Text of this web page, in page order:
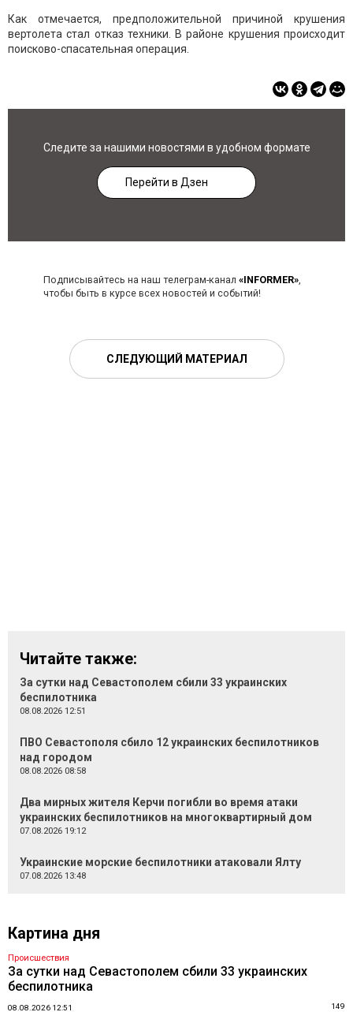
Как отмечается, предположительной причиной крушения
вертолета стал отказ техники. В районе крушения происходит
поисково-спасательная операция.
Следите за нашими новостями в удобном формате
Перейти в Дзен
Подписывайтесь на наш телеграм-канал «INFORMER»,
чтобы быть в курсе всех новостей и событий!
СЛЕДУЮЩИЙ МАТЕРИАЛ
Читайте также:
За сутки над Севастополем сбили 33 украинских
беспилотника
08.08.2026 12:51
ПВО Севастополя сбило 12 украинских беспилотников
над городом
08.08.2026 08:58
Два мирных жителя Керчи погибли во время атаки
украинских беспилотников на многоквартирный дом
07.08.2026 19:12
Украинские морские беспилотники атаковали Ялту
07.08.2026 13:48
Картина дня
Происшествия
За сутки над Севастополем сбили 33 украинских
беспилотника
08.08.2026 12:51 149